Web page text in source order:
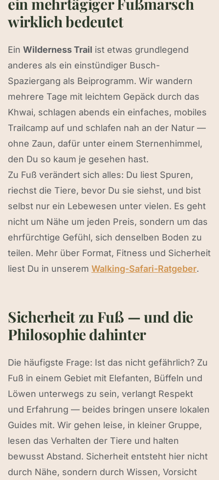
wirklich bedeutet
Ein Wilderness Trail ist etwas grundlegend
anderes als ein einstündiger Busch-
Spaziergang als Beiprogramm. Wir wandern
mehrere Tage mit leichtem Gepäck durch das
Khwai, schlagen abends ein einfaches, mobiles
Trailcamp auf und schlafen nah an der Natur —
ohne Zaun, dafür unter einem Sternenhimmel,
den Du so kaum je gesehen hast.
Zu Fuß verändert sich alles: Du liest Spuren,
riechst die Tiere, bevor Du sie siehst, und bist
selbst nur ein Lebewesen unter vielen. Es geht
nicht um Nähe um jeden Preis, sondern um das
ehrfürchtige Gefühl, sich denselben Boden zu
teilen. Mehr über Format, Fitness und Sicherheit
liest Du in unserem Walking-Safari-Ratgeber.
Sicherheit zu Fuß — und die
Philosophie dahinter
Die häufigste Frage: Ist das nicht gefährlich? Zu
Fuß in einem Gebiet mit Elefanten, Büffeln und
Löwen unterwegs zu sein, verlangt Respekt
und Erfahrung — beides bringen unsere lokalen
Guides mit. Wir gehen leise, in kleiner Gruppe,
lesen das Verhalten der Tiere und halten
bewusst Abstand. Sicherheit entsteht hier nicht
durch Nähe, sondern durch Wissen, Vorsicht